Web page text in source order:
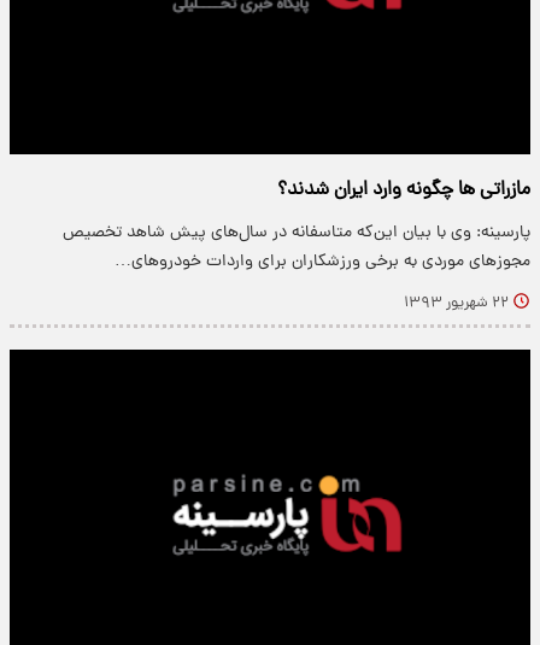
مازراتی ها چگونه وارد ایران شدند؟
پارسینه: وی با بیان این‌که متاسفانه در سال‌های پیش شاهد تخصیص
مجوزهای موردی به برخی ورزشکاران برای واردات خودروهای…
۲۲ شهریور ۱۳۹۳